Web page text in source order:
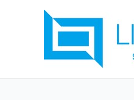
navigation